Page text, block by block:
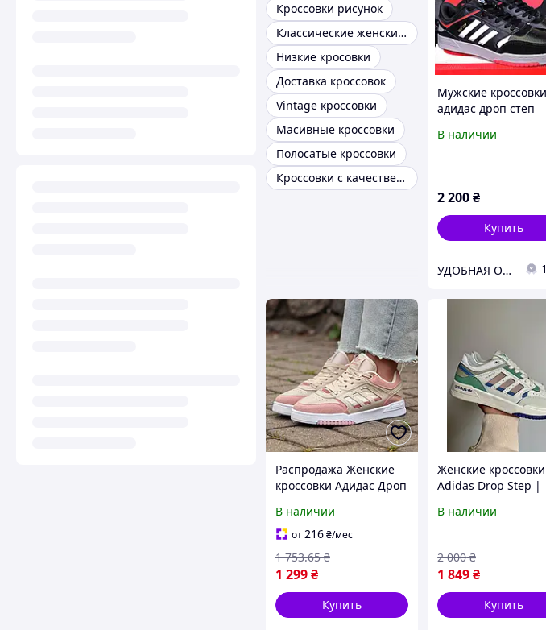
Кроссовки рисунок
Классические женские кроссовки
Низкие кросовки
Доставка кроссовок
Vintage кроссовки
Масивные кроссовки
Полосатые кроссовки
Кроссовки с качественной подошвой
Мужские кроссовки
адидас дроп степ
черно серые
В наличии
2 200₴
Купить
УДОБНАЯ ОБУВЬ SHELL
Распродажа Женские
кроссовки Адидас Дроп
Pink Розовый 36 38
В наличии
от 216₴/мес
1 299₴
1 753.65 ₴
Купить
Женские кроссовки
Adidas Drop Step |
кроссовки адидас
В наличии
1 849₴
2 000 ₴
Купить